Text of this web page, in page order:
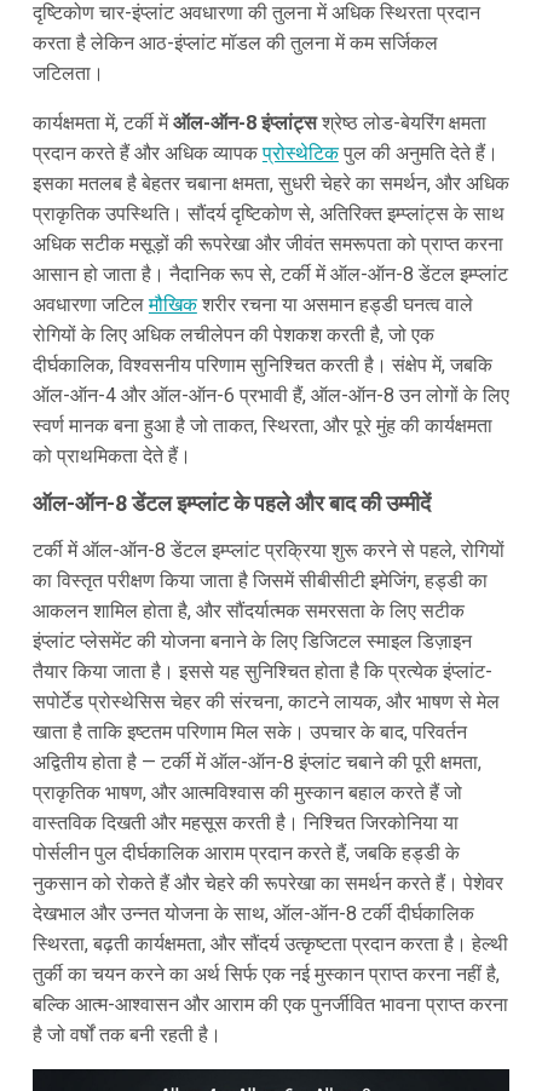
दृष्टिकोण चार-इंप्लांट अवधारणा की तुलना में अधिक स्थिरता प्रदान
करता है लेकिन आठ-इंप्लांट मॉडल की तुलना में कम सर्जिकल
जटिलता।
कार्यक्षमता में, टर्की मेंऑल-ऑन-8 इंप्लांट्सश्रेष्ठ लोड-बेयरिंग क्षमता
प्रदान करते हैं और अधिक व्यापकप्रोस्थेटिकपुल की अनुमति देते हैं।
इसका मतलब है बेहतर चबाना क्षमता, सुधरी चेहरे का समर्थन, और अधिक
प्राकृतिक उपस्थिति। सौंदर्य दृष्टिकोण से, अतिरिक्त इम्प्लांट्स के साथ
अधिक सटीक मसूड़ों की रूपरेखा और जीवंत समरूपता को प्राप्त करना
आसान हो जाता है। नैदानिक रूप से, टर्की में ऑल-ऑन-8 डेंटल इम्प्लांट
अवधारणा जटिलमौखिकशरीर रचना या असमान हड्डी घनत्व वाले
रोगियों के लिए अधिक लचीलेपन की पेशकश करती है, जो एक
दीर्घकालिक, विश्वसनीय परिणाम सुनिश्चित करती है। संक्षेप में, जबकि
ऑल-ऑन-4 और ऑल-ऑन-6 प्रभावी हैं, ऑल-ऑन-8 उन लोगों के लिए
स्वर्ण मानक बना हुआ है जो ताकत, स्थिरता, और पूरे मुंह की कार्यक्षमता
को प्राथमिकता देते हैं।
ऑल-ऑन-8 डेंटल इम्प्लांट के पहले और बाद की उम्मीदें
टर्की में ऑल-ऑन-8 डेंटल इम्प्लांट प्रक्रिया शुरू करने से पहले, रोगियों
का विस्तृत परीक्षण किया जाता है जिसमें सीबीसीटी इमेजिंग, हड्डी का
आकलन शामिल होता है, और सौंदर्यात्मक समरसता के लिए सटीक
इंप्लांट प्लेसमेंट की योजना बनाने के लिए डिजिटल स्माइल डिज़ाइन
तैयार किया जाता है। इससे यह सुनिश्चित होता है कि प्रत्येक इंप्लांट-
सपोर्टेड प्रोस्थेसिस चेहर की संरचना, काटने लायक, और भाषण से मेल
खाता है ताकि इष्टतम परिणाम मिल सके। उपचार के बाद, परिवर्तन
अद्वितीय होता है — टर्की में ऑल-ऑन-8 इंप्लांट चबाने की पूरी क्षमता,
प्राकृतिक भाषण, और आत्मविश्वास की मुस्कान बहाल करते हैं जो
वास्तविक दिखती और महसूस करती है। निश्चित जिरकोनिया या
पोर्सलीन पुल दीर्घकालिक आराम प्रदान करते हैं, जबकि हड्डी के
नुकसान को रोकते हैं और चेहरे की रूपरेखा का समर्थन करते हैं। पेशेवर
देखभाल और उन्नत योजना के साथ, ऑल-ऑन-8 टर्की दीर्घकालिक
स्थिरता, बढ़ती कार्यक्षमता, और सौंदर्य उत्कृष्टता प्रदान करता है। हेल्थी
तुर्की का चयन करने का अर्थ सिर्फ एक नई मुस्कान प्राप्त करना नहीं है,
बल्कि आत्म-आश्वासन और आराम की एक पुनर्जीवित भावना प्राप्त करना
है जो वर्षों तक बनी रहती है।